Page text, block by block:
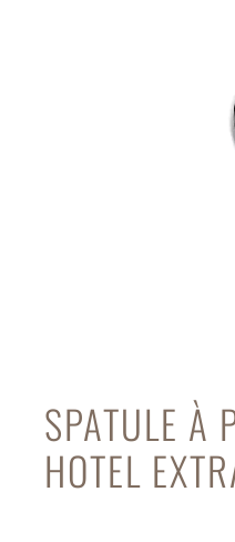
SPATULE À
HOTEL